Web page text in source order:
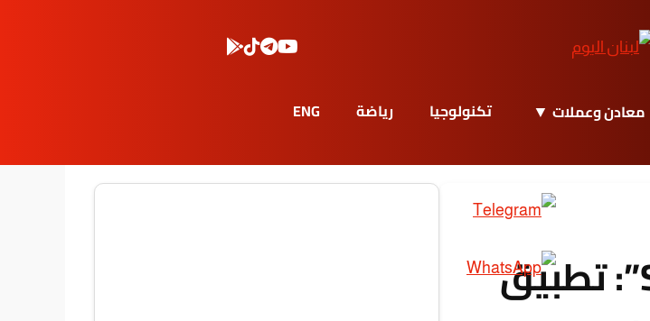
معادن وعملات تكنولوجيا رياضة ENG
BlueSky تطلق “Safe Haven”: تطبيق